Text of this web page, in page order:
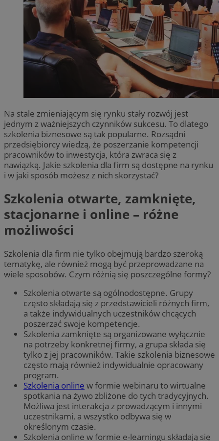
Na stale zmieniającym się rynku stały rozwój jest
jednym z ważniejszych czynników sukcesu. To dlatego
szkolenia biznesowe są tak popularne. Rozsądni
przedsiębiorcy wiedzą, że poszerzanie kompetencji
pracowników to inwestycja, która zwraca się z
nawiązką. Jakie szkolenia dla firm są dostępne na rynku
i w jaki sposób możesz z nich skorzystać?
Szkolenia otwarte, zamknięte,
stacjonarne i online – różne
możliwości
Szkolenia dla firm nie tylko obejmują bardzo szeroką
tematykę, ale również mogą być przeprowadzane na
wiele sposobów. Czym różnią się poszczególne formy?
Szkolenia otwarte są ogólnodostępne. Grupy
często składają się z przedstawicieli różnych firm,
a także indywidualnych uczestników chcących
poszerzać swoje kompetencje.
Szkolenia zamknięte są organizowane wyłącznie
na potrzeby konkretnej firmy, a grupa składa się
tylko z jej pracowników. Takie szkolenia biznesowe
często mają również indywidualnie opracowany
program.
Szkolenia online w formie webinaru to wirtualne
spotkania na żywo zbliżone do tych tradycyjnych.
Możliwa jest interakcja z prowadzącym i innymi
uczestnikami, a wszystko odbywa się w
określonym czasie.
Szkolenia online w formie e-learningu składają się